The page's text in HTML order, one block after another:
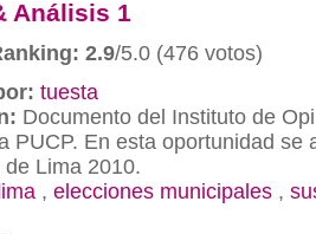
Análisis 1
2.9/5.0 (476 votos)
tuesta
Documento del Instituto de
PUCP. En esta oportunidad se
Lima 2010.
, elecciones municipales ,